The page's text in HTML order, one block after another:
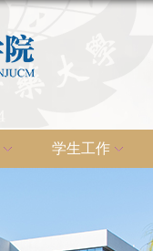
学生工作